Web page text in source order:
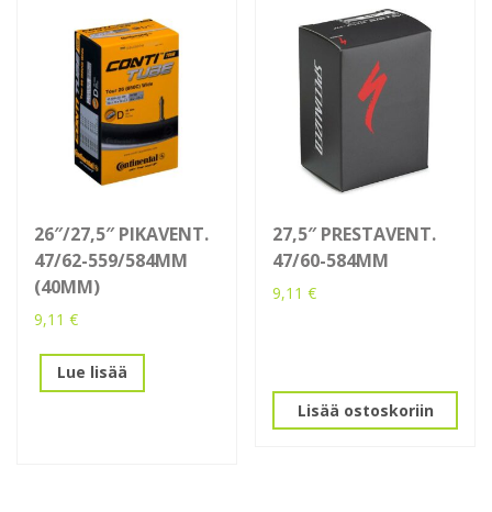
26″/27,5″ PIKAVENT.
47/62-559/584MM
(40MM)
9,11 €
Lue lisää
27,5″ PRESTAVENT.
47/60-584MM
9,11€
Lisää ostoskoriin